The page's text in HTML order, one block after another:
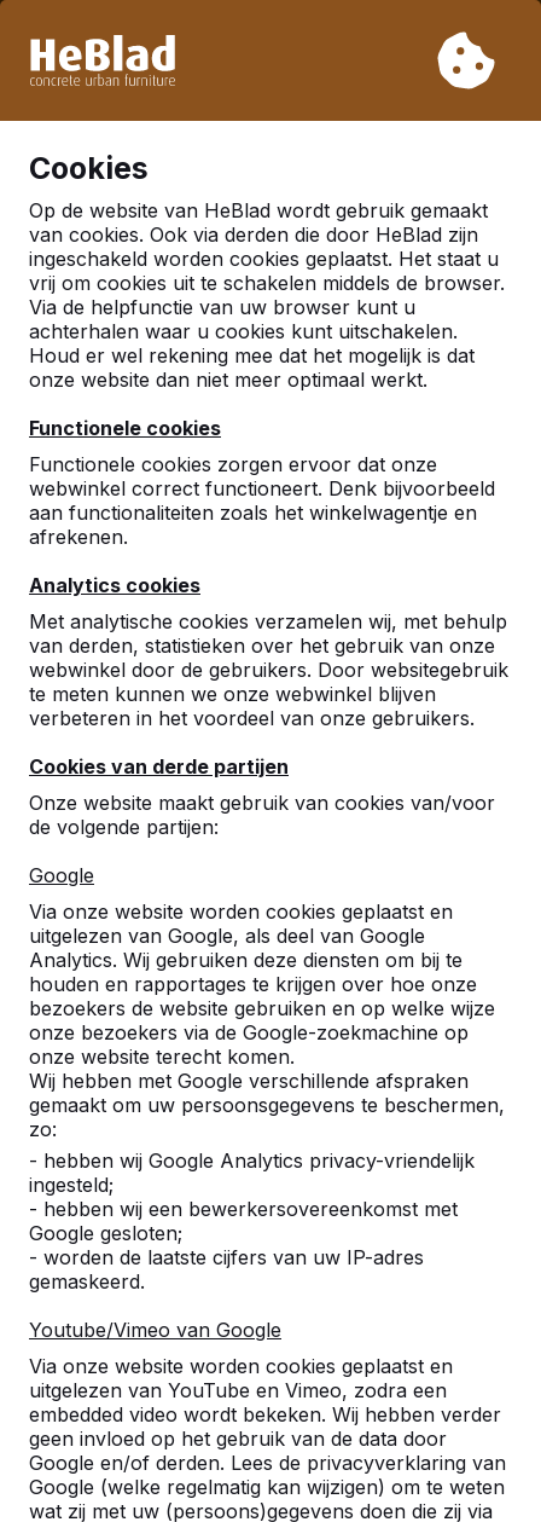
week 33. Houdt u daarom rekening met langere levertijden.
Cookies
Op de website van HeBlad wordt gebruik gemaakt
van cookies. Ook via derden die door HeBlad zijn
ingeschakeld worden cookies geplaatst. Het staat u
vrij om cookies uit te schakelen middels de browser.
Via de helpfunctie van uw browser kunt u
achterhalen waar u cookies kunt uitschakelen.
Houd er wel rekening mee dat het mogelijk is dat
onze website dan niet meer optimaal werkt.
Functionele cookies
Functionele cookies zorgen ervoor dat onze
webwinkel correct functioneert. Denk bijvoorbeeld
aan functionaliteiten zoals het winkelwagentje en
afrekenen.
Analytics cookies
Met analytische cookies verzamelen wij, met behulp
van derden, statistieken over het gebruik van onze
webwinkel door de gebruikers. Door websitegebruik
te meten kunnen we onze webwinkel blijven
verbeteren in het voordeel van onze gebruikers.
Cookies van derde partijen
Onze website maakt gebruik van cookies van/voor
de volgende partijen:
Google
Via onze website worden cookies geplaatst en
uitgelezen van Google, als deel van Google
Analytics. Wij gebruiken deze diensten om bij te
houden en rapportages te krijgen over hoe onze
bezoekers de website gebruiken en op welke wijze
onze bezoekers via de Google-zoekmachine op
onze website terecht komen.
Wij hebben met Google verschillende afspraken
gemaakt om uw persoonsgegevens te beschermen,
zo:
- hebben wij Google Analytics privacy-vriendelijk
ingesteld;
- hebben wij een bewerkersovereenkomst met
Google gesloten;
- worden de laatste cijfers van uw IP-adres
gemaskeerd.
Youtube/Vimeo van Google
Via onze website worden cookies geplaatst en
uitgelezen van YouTube en Vimeo, zodra een
embedded video wordt bekeken. Wij hebben verder
geen invloed op het gebruik van de data door
Google en/of derden. Lees de privacyverklaring van
Google (welke regelmatig kan wijzigen) om te weten
wat zij met uw (persoons)gegevens doen die zij via
Al meer dan 30.000 producten verkocht
Betonnen tafeltennistafels,
bankjes en speltafels.
robuuste spel- en speeltafels.
Bekijk onze tafels -->
Ontdek ons complete
assortiment
Pingpongtafels -->
Een speltafel voor oneindig
buitenspeelplezier:
weerbestendig, oerdegelijk en
daarom dus een duurzame
keuze.
Voetvolleybal is een
van tafeltennis en
op een schoolplein,
openbare ruimte.